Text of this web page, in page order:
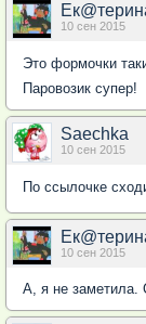
10 сен 2015
Это формочки
Паровозик супер!
Saechka
10 сен 2015
По ссылочке
10 сен 2015
А, я не заметила.